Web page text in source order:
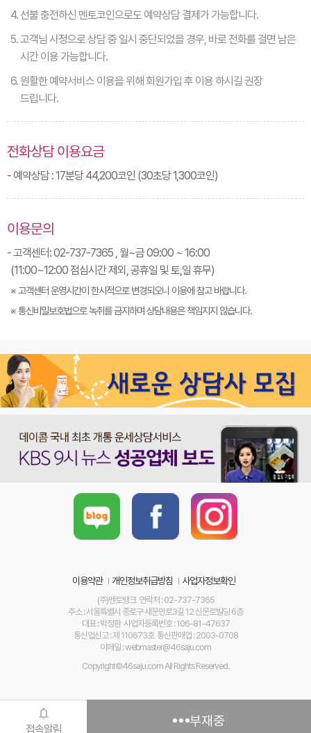
접속알림
부재중
4. 선불 충전하신 멘토코인으로도 예약상담 결제가 가능합니다.
5. 고객님 사정으로 상담 중 일시 중단되었을 경우, 바로 전화를 걸면 남은
시간 이용 가능합니다.
6. 원활한 예약서비스 이용을 위해 회원가입 후 이용 하시길 권장
드립니다.
전화상담 이용요금
- 예약상담 : 17분당 44,200코인 (30초당 1,300코인)
이용문의
- 고객센터: 02-737-7365 , 월~금 09:00 ~ 16:00
(11:00~12:00 점심시간 제외, 공휴일 및 토,일 휴무)
※ 고객센터 운영시간이 한시적으로 변경되오니 이용에 참고 바랍니다.
※ 통신비밀보호법으로 녹취를 금지하며 상담내용은 책임지지 않습니다.
이용약관 개인정보취급방침 사업자정보확인
(주)멘토뱅크 연락처 : 02-737-7365
주소 : 서울특별시 종로구 새문안로3길 12 신문로빌딩 6층
대표 : 박정환 사업자등록번호 : 106-81-47637
통신업신고 : 제 110673호 통신판매업 : 2003-0708
이메일 : webmaster@46saju.com
Copyright©46saju.com All Rights Reserved.